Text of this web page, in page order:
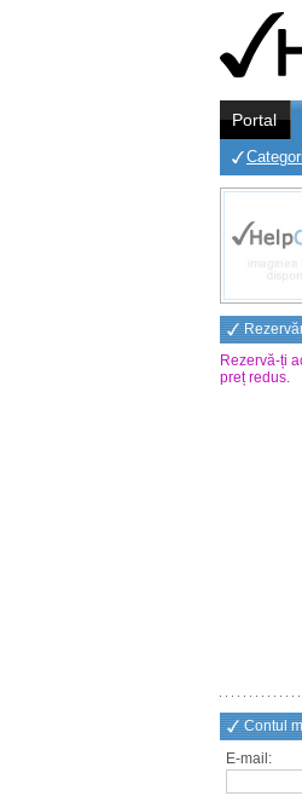
Portal
Rezervă-ți
preț redus.
Contul
E-mail: